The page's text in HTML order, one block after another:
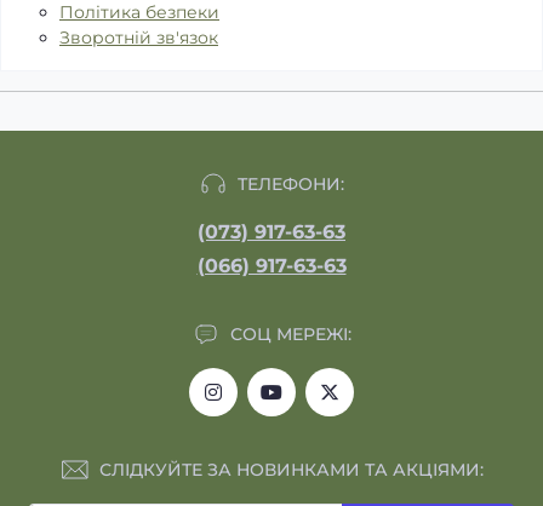
Політика безпеки
Зворотній зв'язок
ТЕЛЕФОНИ:
(073) 917-63-63
(066) 917-63-63
СОЦ МЕРЕЖІ:
СЛІДКУЙТЕ ЗА НОВИНКАМИ ТА АКЦІЯМИ: